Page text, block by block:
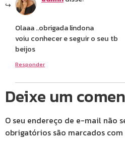
Olaaa ..obrigada lindona
voiu conhecer e seguir o seu tb
beijos
Responder
Deixe um
O seu endereço de e-mail não
obrigatórios são marcados com